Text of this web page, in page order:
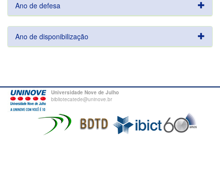
Ano de defesa
Ano de disponibilização
Universidade Nove de Julho
bibliotecatede@uninove.br